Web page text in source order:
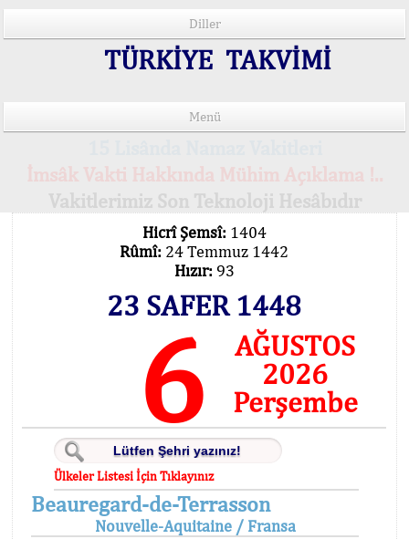
Diller
TÜRKİYE TAKVİMİ
Menü
Hicrî Şemsî: 1404
Rûmî: 24 Temmuz 1442
Hızır: 93
23 SAFER 1448
6
AĞUSTOS
2026
Perşembe
Ülkeler Listesi İçin Tıklayınız
Beauregard-de-Terrasson
Nouvelle-Aquitaine / Fransa